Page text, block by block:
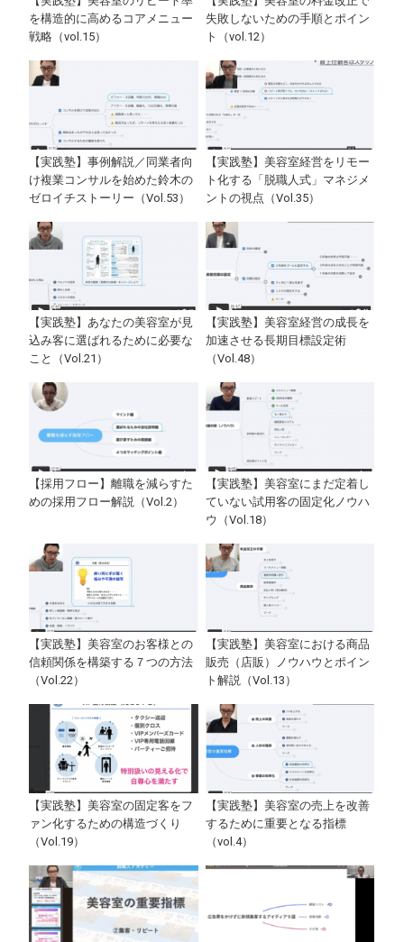
を構造的に高めるコアメニュー
戦略（vol.15）
失敗しないための手順とポイン
ト（vol.12）
【実践塾】事例解説／同業者向
け複業コンサルを始めた鈴木の
ゼロイチストーリー（Vol.53）
【実践塾】美容室経営をリモー
ト化する「脱職人式」マネジメ
ントの視点（Vol.35）
【実践塾】あなたの美容室が見
込み客に選ばれるために必要な
こと（Vol.21）
【実践塾】美容室経営の成長を
加速させる長期目標設定術
（Vol.48）
【採用フロー】離職を減らすた
めの採用フロー解説（Vol.2）
【実践塾】美容室にまだ定着し
ていない試用客の固定化ノウハ
ウ（Vol.18）
【実践塾】美容室のお客様との
信頼関係を構築する７つの方法
（Vol.22）
【実践塾】美容室における商品
販売（店販）ノウハウとポイン
ト解説（Vol.13）
【実践塾】美容室の固定客をフ
ァン化するための構造づくり
（Vol.19）
【実践塾】美容室の売上を改善
するために重要となる指標
（vol.4）